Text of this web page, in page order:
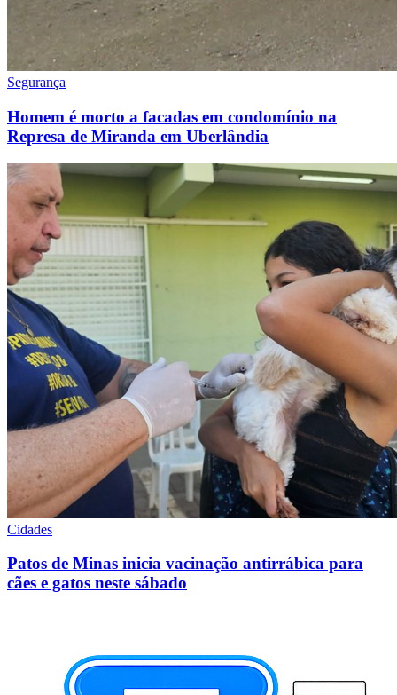
Segurança
Homem é morto a facadas em condomínio na
Represa de Miranda em Uberlândia
Cidades
Patos de Minas inicia vacinação antirrábica para
cães e gatos neste sábado